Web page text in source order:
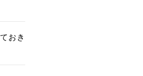
おき